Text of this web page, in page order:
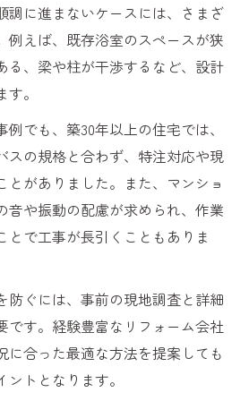
調に進まないケースには、さまざ
例えば、既存浴室のスペースが狭
る、梁や柱が干渉するなど、設計
。
でも、築30年以上の住宅では、
スの規格と合わず、特注対応や現
とがありました。また、マンショ
音や振動の配慮が求められ、作業
とで工事が長引くこともありま
防ぐには、事前の現地調査と詳細
です。経験豊富なリフォーム会社
に合った最適な方法を提案しても
トとなります。